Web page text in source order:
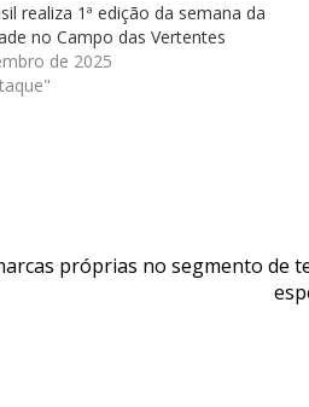
realiza 1ª edição da semana da
no Campo das Vertentes
de 2025
próprias no segmento de